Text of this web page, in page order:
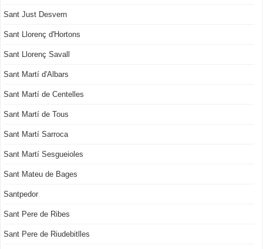
Sant Just Desvern
Sant Llorenç d'Hortons
Sant Llorenç Savall
Sant Martí d'Albars
Sant Martí de Centelles
Sant Martí de Tous
Sant Martí Sarroca
Sant Martí Sesgueioles
Sant Mateu de Bages
Santpedor
Sant Pere de Ribes
Sant Pere de Riudebitlles